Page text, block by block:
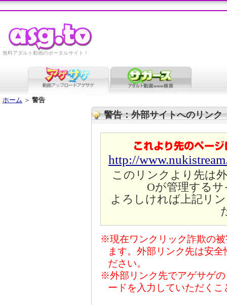
無料アダルト動画のポータルサイト！
ホーム ＞ 警告
警告：外部サイトへのリンク
http://
このリンクより先は
Oが管理する
よろしければ上記リ
※現在ワンクリック詐欺の
ます。外部リンク先は安
ださい。
※外部リンク先でアゲサゲ
ードを入力していただく